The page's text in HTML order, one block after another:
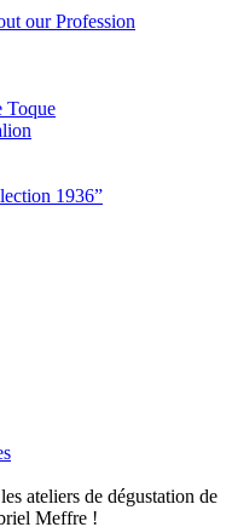
our Profession
Toque
1936”